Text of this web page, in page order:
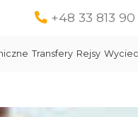
+48 33 813
Transfery Rejsy